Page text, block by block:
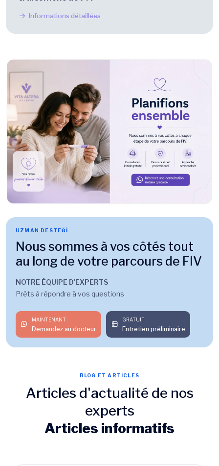
Informations détaillées
UZMAN DESTEĞİ
Nous sommes à vos côtés tout
au long de votre parcours de FIV
NOTRE ÉQUIPE D'EXPERTS
Prêts à répondre à vos questions
MAINTENANT
Demandez au docteur
GRATUIT
Entretien préliminaire
BLOG ET ARTICLES
Articles d'actualité de nos
experts
Articles informatifs